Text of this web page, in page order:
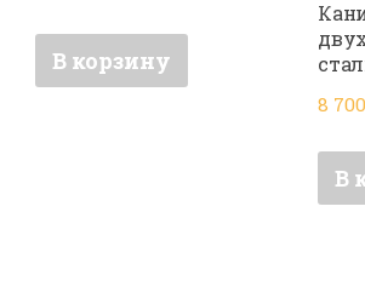
В корзину
8
В